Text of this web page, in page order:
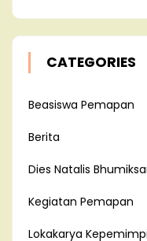
CATEGORIES
Beasiswa Pemapan
Berita
Dies Natalis
Kegiatan Pemapan
Lokakarya